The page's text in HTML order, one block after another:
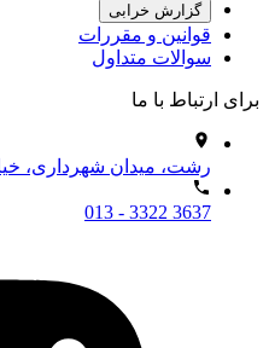
گزارش خرابی
قوانین و مقررات
سوالات متداول
برای ارتباط با ما
رشت، میدان شهرداری،
013 - 3322 3637